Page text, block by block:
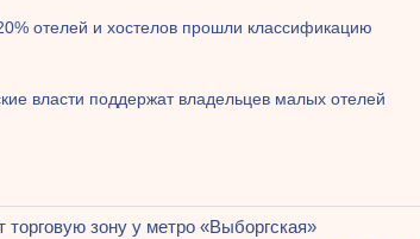
отелей и хостелов прошли классификацию
власти поддержат владельцев малых отелей
зону у метро «Выборгская»